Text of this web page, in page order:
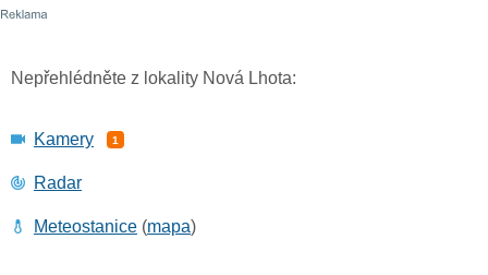
Nepřehlédněte z lokality Nová Lhota:
Kamery 1
Radar
Meteostanice (mapa)